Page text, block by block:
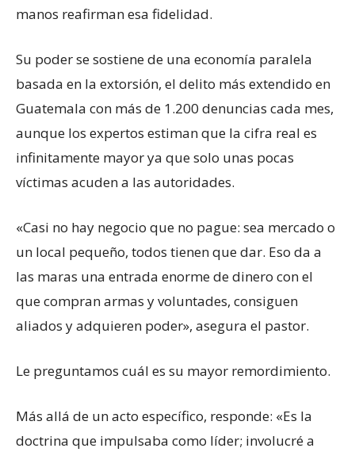
manos reafirman esa fidelidad.
Su poder se sostiene de una economía paralela
basada en la extorsión, el delito más extendido en
Guatemala con más de 1.200 denuncias cada mes,
aunque los expertos estiman que la cifra real es
infinitamente mayor ya que solo unas pocas
víctimas acuden a las autoridades.
«Casi no hay negocio que no pague: sea mercado o
un local pequeño, todos tienen que dar. Eso da a
las maras una entrada enorme de dinero con el
que compran armas y voluntades, consiguen
aliados y adquieren poder», asegura el pastor.
Le preguntamos cuál es su mayor remordimiento.
Más allá de un acto específico, responde: «Es la
doctrina que impulsaba como líder; involucré a